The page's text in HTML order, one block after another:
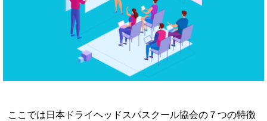
ここでは日本ドライヘッドスパスクール協会の７つの特徴